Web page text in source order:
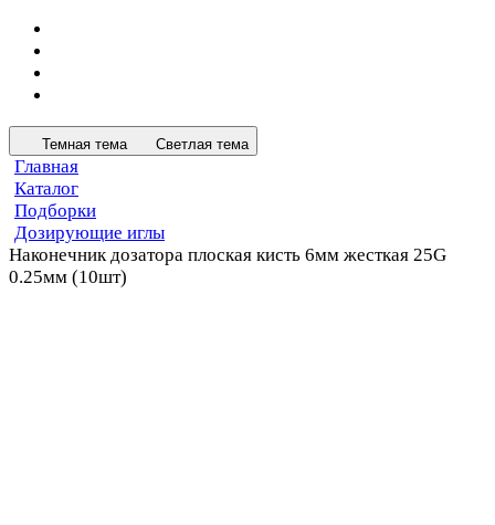
Темная тема Светлая тема
Главная
Каталог
Подборки
Дозирующие иглы
Наконечник дозатора плоская кисть 6мм жесткая 25G
0.25мм (10шт)